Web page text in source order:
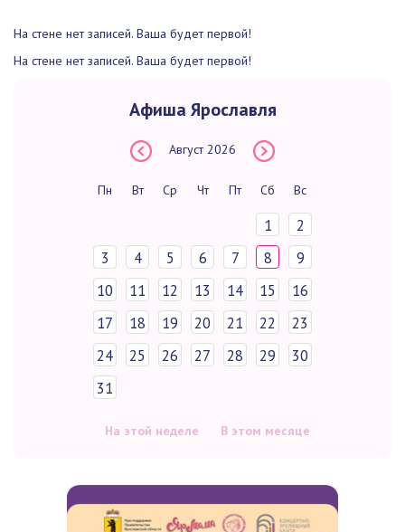
На стене нет записей. Ваша будет первой!
На стене нет записей. Ваша будет первой!
Афиша Ярославля
Август 2026
Пн Вт Ср Чт Пт Сб Вс
1
2
3
4 5 6 7 8
9
10
11 12 13 14 15
16
17
18 19 20 21 22
23
24
25 26 27 28 29
30
31
На этой неделе В этом месяце